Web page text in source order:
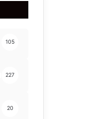
105
227
20